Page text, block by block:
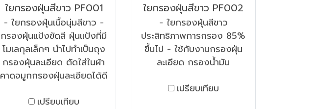
ใยกรองฝุ่นสีขาว PF001
- ใยกรองฝุ่นเนื้อนุ่มสีขาว -
กรองฝุ่นแป้งขัดสี ฝุ่นแป้งที่มี
โมเลกุลเล็กๆ นำไปทำเป็นถุง
กรองฝุ่นละเอียด ตัดใส่ในผ้า
คาดจมูกกรองฝุ่นละเอียดได้ดี
เปรียบเทียบ
ใยกรองฝุ่นสีขาว PF002
- ใยกรองฝุ่นสีขาว
ประสิทธิภาพการกรอง 85%
ขึ้นไป - ใช้กับงานกรองฝุ่น
ละเอียด กรองน้ำมัน
เปรียบเทียบ